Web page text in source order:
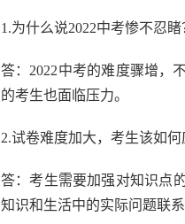
1.为什么说2022中考惨不忍睹
答：2022中考的难度骤增，
的考生也面临压力。
2.试卷难度加大，考生该如何
答：考生需要加强对知识点
知识和生活中的实际问题联系